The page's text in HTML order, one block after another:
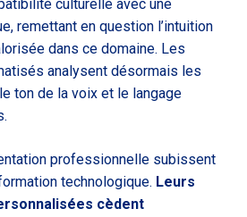
culturelle avec une
remettant en question l’intuition
dans ce domaine. Les
analysent désormais les
ton de la voix et le langage
professionnelle subissent
technologique. Leurs
cèdent